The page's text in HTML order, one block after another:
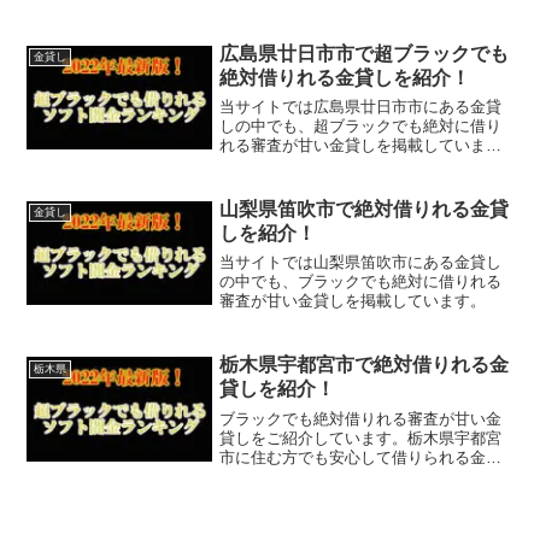
はなく、国または大分県大分市で貸金業
登録をしている正規の金貸し...
金貸し
広島県廿日市市で超ブラックでも
絶対借りれる金貸しを紹介！
当サイトでは広島県廿日市市にある金貸
しの中でも、超ブラックでも絶対に借り
れる審査が甘い金貸しを掲載していま
金貸し
山梨県笛吹市で絶対借りれる金貸
しを紹介！
当サイトでは山梨県笛吹市にある金貸し
の中でも、ブラックでも絶対に借りれる
審査が甘い金貸しを掲載しています。
栃木県
栃木県宇都宮市で絶対借りれる金
貸しを紹介！
ブラックでも絶対借りれる審査が甘い金
貸しをご紹介しています。栃木県宇都宮
市に住む方でも安心して借りられる金貸